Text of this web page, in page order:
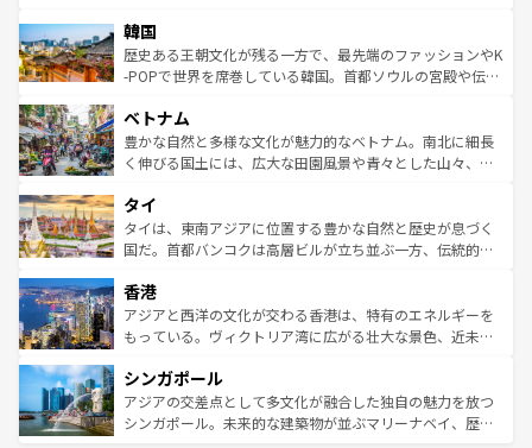
ワイを、存分に味わってほしい。 なお、新着のハワイ情報
はコンテンツ一覧を参照してほしい。
いる。アクティビティも充実しており、サーフィンやダイ
ビング、ハイキングなど、アウトドア好きにはたまらな
い。オーストラリアの多彩な魅力を存分に味わいつくそ
参照してほしい。
ン）、静ひつな山岳地帯である台湾東部など、都市の喧騒
と山間の静けさが共存しており、訪れる人に新しい発見と
驚きをもたらしてくれる。また、奥深い台湾の食文化も魅
容にもいいと評判のスイーツなど、バラエティ豊かな料理
が味わえる。 なお、新着の台湾情報は コンテンツ一覧を参
照してほしい。
韓国
歴史ある王朝文化が残る一方で、最先端のファッションやK
-POPで世界を席巻している韓国。首都ソウルの宮殿や伝統
き、地方に足を延ばせば四季折々の自然美を楽しむことが
できる。そして、キムチや焼肉、絶品のストリートフード
まで、さまざまな韓国料理が待っている。夜には、韓国な
リティに包まれながら、韓国の多彩な魅力を心ゆくまで味
わってみてほしい。 なお、新着の韓国情報はコンテンツ一
覧を参照してほしい。
ベトナム
豊かな自然と多様な文化が魅力的なベトナム。南北に細長
く伸びる国土には、広大な田園風景や青々とした山々、世
急速な発展と共に伝統が息づく。ハノイの古い町並みやホ
ーチミン市のフランス統治時代の建物も、独特の雰囲気を
醸し出している。また、バラエティの豊かさとおいしさで
とつ。フォーやバインミー、ベトナムコーヒーなどは、ぜ
ひ現地で味わいたい。どの地域を訪れてもあたたかい人々
が旅行者を迎えてくれるので、きっと忘れられない旅にな
参照してほしい。
タイ
タイは、東南アジアに位置する豊かな自然と歴史が息づく
国だ。首都バンコクは高層ビルが立ち並ぶ一方、伝統的な
の活気が交差している。北部ではチェンマイなどの山岳地
帯で自然と触れ合い、南部ではプーケットやクラビの美し
いビーチでリゾート気分を楽しむことができる。タイ料理
激する。気候は一年中温暖で、どの季節にも異なる楽しみ
が待っている。親しみやすいタイの人々、仏教を中心とし
た文化、そして多様な観光資源が、訪れる旅人を魅了し続
香港
アジアと西洋の文化が交わる香港は、特有のエネルギーを
もっている。ヴィクトリア湾に広がる壮大な景色、近未来
み、どこを訪れても感動するはず。観光スポットが密集し
ており、効率よく見どころを回れるのも魅力。息をのむよ
うな絶景から文化的な体験まで、香港を存分に楽しみ尽く
シンガポール
アジアの交差点として多文化が融合した独自の魅力を放つ
シンガポール。未来的な建築物が並ぶマリーナベイ、歴史